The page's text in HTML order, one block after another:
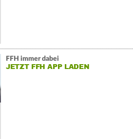
FFH immer dabei
JETZT FFH APP LADEN